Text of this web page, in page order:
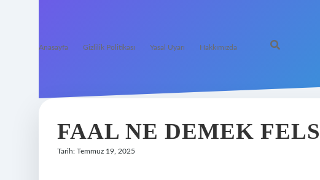
Anasayfa Gizlilik Politikası Yasal Uyarı Hakkımızda
FAAL NE DEMEK
Tarih: Temmuz 19, 2025